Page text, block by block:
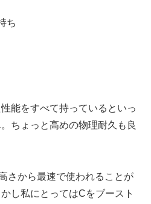
ち
能をすべて持っているといっ
ちょっと高めの物理耐久も良
さから最速で使われることが
し私にとってはCをブースト